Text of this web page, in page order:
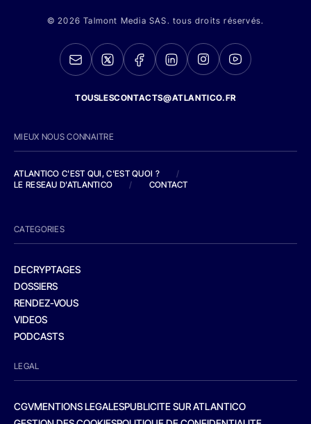
© 2026 Talmont Media SAS. tous droits réservés.
TOUSLESCONTACTS@ATLANTICO.FR
MIEUX NOUS CONNAITRE
ATLANTICO C'EST QUI, C'EST QUOI ?
/
LE RESEAU D'ATLANTICO
/ CONTACT
CATEGORIES
DECRYPTAGES
DOSSIERS
RENDEZ-VOUS
VIDEOS
PODCASTS
LEGAL
CGVMENTIONS LEGALESPUBLICITE SUR ATLANTICO